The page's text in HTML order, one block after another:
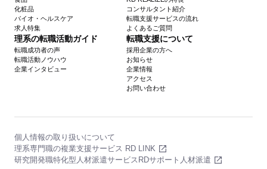
化粧品
バイオ・ヘルスケア
求人特集
コンサルタント紹介
転職支援サービスの流れ
よくあるご質問
理系の転職活動ガイド
転職成功者の声
転職活動ノウハウ
企業インタビュー
転職支援について
採用企業の方へ
お知らせ
企業情報
アクセス
お問い合わせ
個人情報の取り扱いについて
理系専門職の複業支援サービス RD LINK
研究開発職特化型人材派遣サービスRDサポート人材派遣